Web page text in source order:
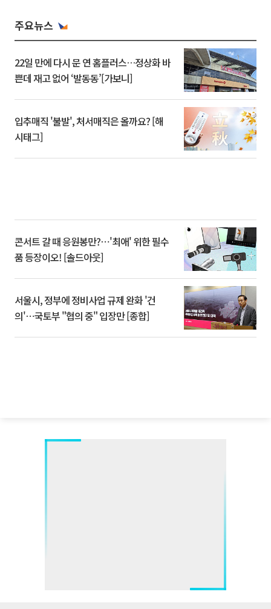
주요뉴스
22일 만에 다시 문 연 홈플러스…정상화 바
쁜데 재고 없어 ‘발동동’[가보니]
입추매직 '불발', 처서매직은 올까요? [해
시태그]
콘서트 갈 때 응원봉만?⋯'최애' 위한 필수
품 등장이오! [솔드아웃]
서울시, 정부에 정비사업 규제 완화 '건
의'⋯국토부 "협의 중" 입장만 [종합]